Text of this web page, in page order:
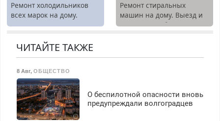
Ремонт холодильников
всех марок на дому.
Ремонт стиральных
машин на дому. Выезд и
диагностика бесплатно.
ЧИТАЙТЕ ТАКЖЕ
8 Авг, ОБЩЕСТВО
О беспилотной опасности вновь
предупреждали волгоградцев